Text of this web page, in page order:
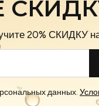
20% СКИДКУ
данных.